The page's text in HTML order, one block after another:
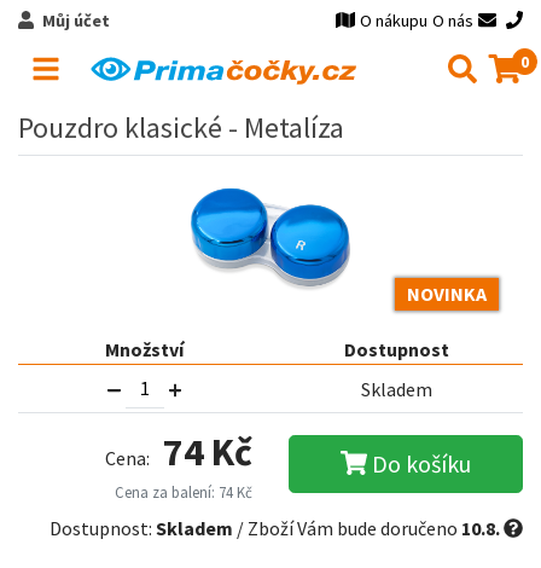
Můj účet O nákupu O nás
0
Pouzdro klasické - Metalíza
NOVINKA
Množství
Dostupnost
Skladem
Cena: 74 Kč
Cena za balení: 74 Kč
Do košíku
Dostupnost: Skladem / Zboží Vám bude doručeno 10.8.